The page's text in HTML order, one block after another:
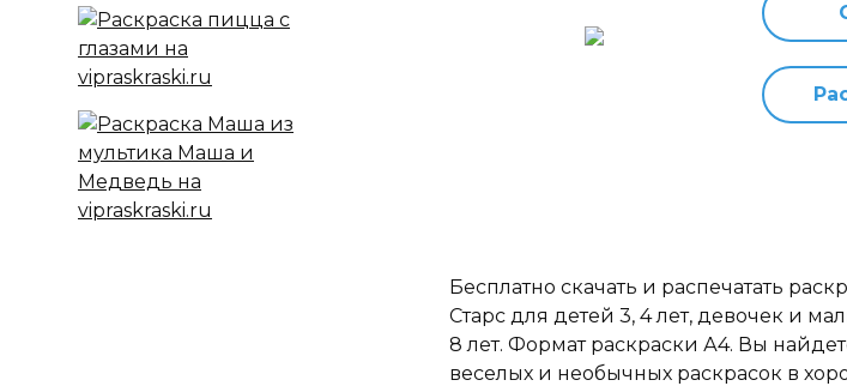
Бесплатно скачать и распечатать
Старс для детей 3, 4 лет, девочек и
8 лет. Формат раскраски А4. Вы
веселых и необычных раскрасок в